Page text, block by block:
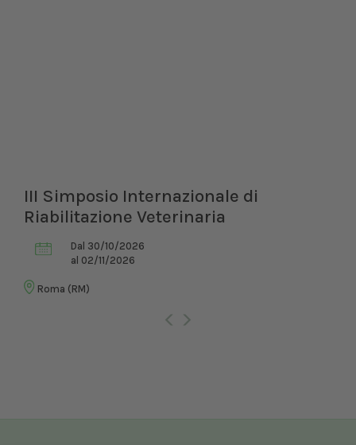
III Simposio Internazionale di
Riabilitazione Veterinaria
Dal 30/10/2026
al 02/11/2026
Roma (RM)